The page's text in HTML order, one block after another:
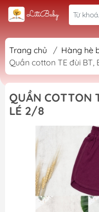
Trang chủ / Hàng hè
Quần cotton TE đùi BT,
QUẦN COTTON
LÉ 2/8